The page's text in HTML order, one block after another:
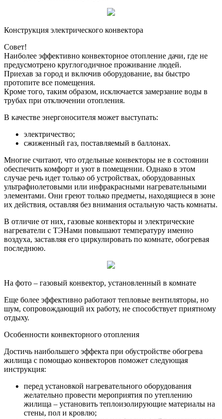
Конструкция электрического конвектора
Совет!
Наиболее эффективно конвекторное отопление дачи, где не
предусмотрено круглогодичное проживание людей.
Приехав за город и включив оборудование, вы быстро
протопите все помещения.
Кроме того, таким образом, исключается замерзание воды в
трубах при отключении отопления.
В качестве энергоносителя может выступать:
электричество;
сжиженный газ, поставляемый в баллонах.
Многие считают, что отдельные конвекторы не в состоянии
обеспечить комфорт и уют в помещении. Однако в этом
случае речь идет только об устройствах, оборудованных
ультрафиолетовыми или инфракрасными нагревательными
элементами. Они греют только предметы, находящиеся в зоне
их действия, оставляя без внимания остальную часть комнаты.
В отличие от них, газовые конвекторы и электрические
нагреватели с ТЭНами повышают температуру именно
воздуха, заставляя его циркулировать по комнате, обогревая
последнюю.
На фото – газовый конвектор, установленный в комнате
Еще более эффективно работают тепловые вентиляторы, но
шум, сопровождающий их работу, не способствует приятному
отдыху.
Особенности конвекторного отопления
Достичь наибольшего эффекта при обустройстве обогрева
жилища с помощью конвекторов поможет следующая
инструкция:
перед установкой нагревательного оборудования
желательно провести мероприятия по утеплению
жилища – установить теплоизолирующие материалы на
стены, пол и кровлю;